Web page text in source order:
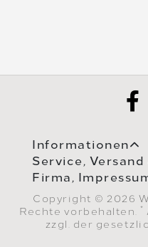
Informationen
Service, Versand
Firma,
Copyright © 2026
Rechte vorbehalten.
*
zzgl. der